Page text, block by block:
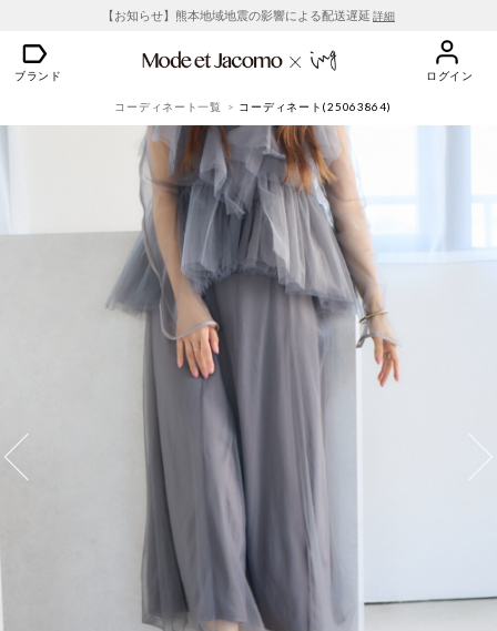
【お知らせ】熊本地域地震の影響による配送遅延 詳細
ブランド ログイン
コーディネート一覧 コーディネート(25063864)